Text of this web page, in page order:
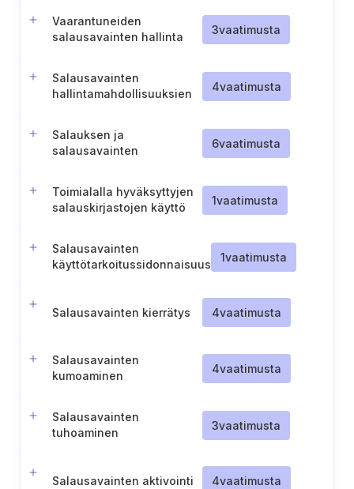
Vaarantuneiden
salausavainten hallinta
3vaatimusta
Salausavainten
hallintamahdollisuuksien
4vaatimusta
Salauksen ja
salausavainten
6vaatimusta
Toimialalla hyväksyttyjen
salauskirjastojen käyttö
1vaatimusta
Salausavainten
käyttötarkoitussidonnaisuus
1vaatimusta
Salausavainten kierrätys 4vaatimusta
Salausavainten
kumoaminen
4vaatimusta
Salausavainten
tuhoaminen
3vaatimusta
Salausavainten aktivointi 4vaatimusta